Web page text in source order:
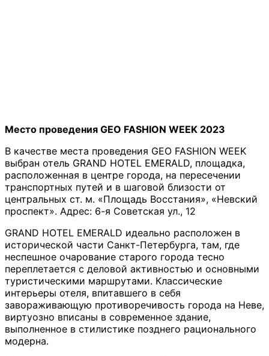
Место проведения GEO FASHION WEEK 2023
В качестве места проведения GEO FASHION WEEK
выбран отель GRAND HOTEL EMERALD, площадка,
расположенная в центре города, на пересечении
транспортных путей и в шаговой близости от
центральных ст. м. «Площадь Восстания», «Невский
проспект». Адрес: 6-я Советская ул., 12
GRAND HOTEL EMERALD идеально расположен в
исторической части Санкт-Петербурга, там, где
неспешное очарование старого города тесно
переплетается с деловой активностью и основными
туристическими маршрутами. Классические
интерьеры отеля, впитавшего в себя
завораживающую противоречивость города на Неве,
виртуозно вписаны в современное здание,
выполненное в стилистике позднего рационального
модерна.